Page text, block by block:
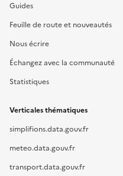
Guides
Feuille de route et nouveautés
Nous écrire
Échangez avec la communauté
Statistiques
Verticales thématiques
simplifions.data.gouv.fr
meteo.data.gouv.fr
transport.data.gouv.fr